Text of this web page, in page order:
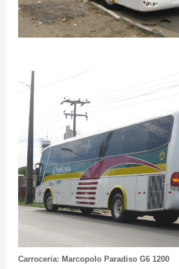
Carroceria: Marcopolo Paradiso G6 1200